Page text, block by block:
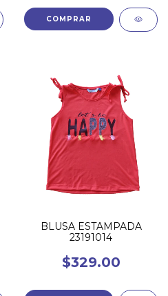
COMPRAR
BLUSA ESTAMPADA
23191014
$329.00